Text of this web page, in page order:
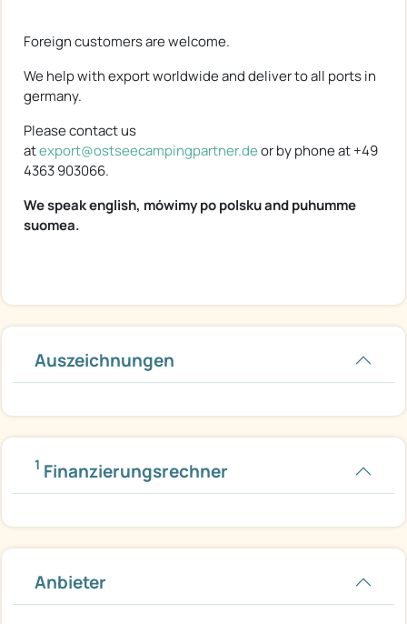
Foreign customers are welcome.
We help with export worldwide and deliver to all ports in
germany.
Please contact us
atexport@ostseecampingpartner.deor by phone at +49
4363 903066.
We speak english, mówimy po polsku and puhumme
suomea.
Auszeichnungen
1 Finanzierungsrechner
Anbieter